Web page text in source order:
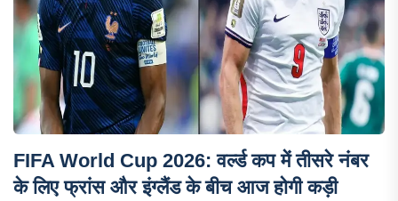
FIFA World Cup 2026: वर्ल्ड कप में तीसरे नंबर
के लिए फ्रांस और इंग्लैंड के बीच आज होगी कड़ी